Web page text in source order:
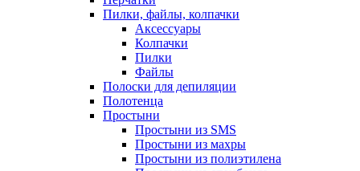
Пилки, файлы, колпачки
Аксессуары
Колпачки
Пилки
Файлы
Полоски для депиляции
Полотенца
Простыни
Простыни из SMS
Простыни из махры
Простыни из полиэтилена